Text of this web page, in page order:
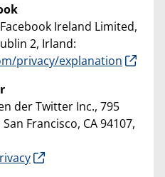
Ireland Limited,
2, Irland:
privacy/explanation
der Twitter Inc., 795
Francisco, CA 94107,